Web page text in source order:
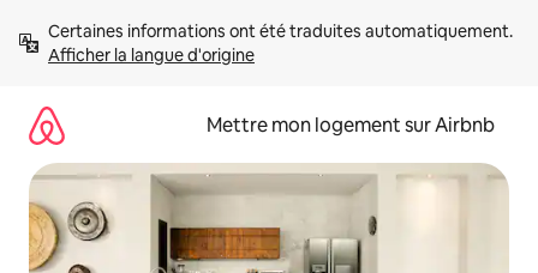
directement
Afficher la langue d'origine
Mettre mon logement sur Airbnb